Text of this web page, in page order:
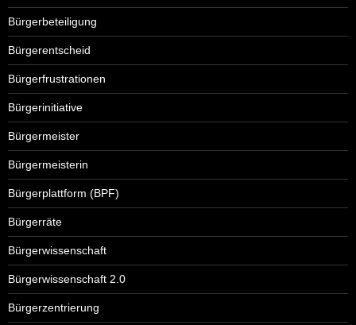
Bürgerbeteiligung
Bürgerentscheid
Bürgerfrustrationen
Bürgerinitiative
Bürgermeister
Bürgermeisterin
Bürgerplattform (BPF)
Bürgerräte
Bürgerwissenschaft
Bürgerwissenschaft 2.0
Bürgerzentrierung